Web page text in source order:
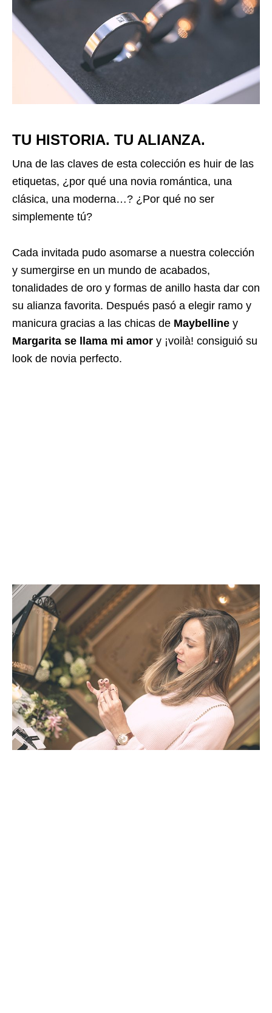
TU HISTORIA. TU ALIANZA.
Una de las claves de esta colección es huir de las
etiquetas, ¿por qué una novia romántica, una
clásica, una moderna…? ¿Por qué no ser
simplemente tú?
Cada invitada pudo asomarse a nuestra colección
y sumergirse en un mundo de acabados,
tonalidades de oro y formas de anillo hasta dar con
su alianza favorita. Después pasó a elegir ramo y
manicura gracias a las chicas de Maybelline y
Margarita se llama mi amor y ¡voilà! consiguió su
look de novia perfecto.